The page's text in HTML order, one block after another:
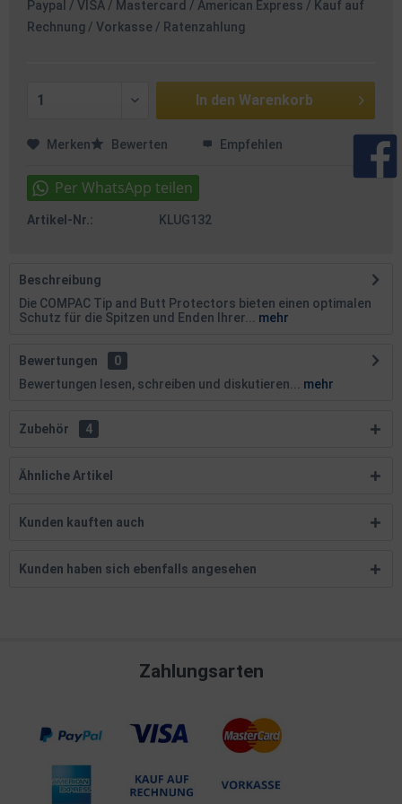
Paypal / VISA / Mastercard / American Express / Kauf auf
Rechnung / Vorkasse / Ratenzahlung
In den Warenkorb
Merken Bewerten Empfehlen
Artikel-Nr.: KLUG132
Beschreibung
Die COMPAC Tip and Butt Protectors bieten einen optimalen
Schutz für die Spitzen und Enden Ihrer...
mehr
Bewertungen
0
Bewertungen lesen, schreiben und diskutieren...
mehr
Zubehör 4
Ähnliche Artikel
Kunden kauften auch
Kunden haben sich ebenfalls angesehen
Zahlungsarten